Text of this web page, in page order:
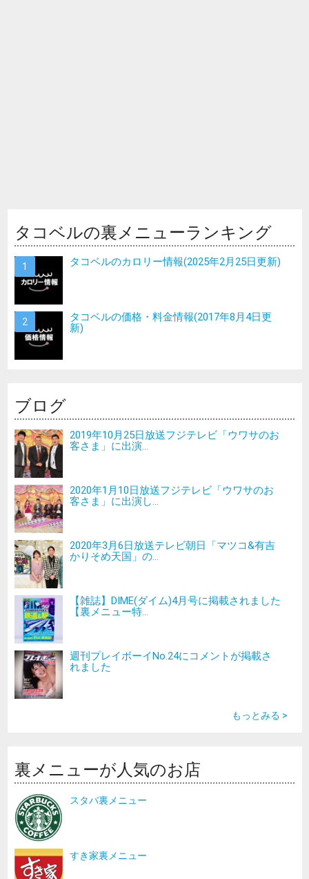
タコベルの裏メニューランキング
タコベルのカロリー情報(2025年2月25日更新)
タコベルの価格・料金情報(2017年8月4日更
新)
ブログ
2019年10月25日放送フジテレビ「ウワサのお
客さま」に出演...
2020年1月10日放送フジテレビ「ウワサのお
客さま」に出演し...
2020年3月6日放送テレビ朝日「マツコ&有吉
かりそめ天国」の...
【雑誌】DIME(ダイム)4月号に掲載されました
【裏メニュー特...
週刊プレイボーイNo.24にコメントが掲載さ
れました
もっとみる >
裏メニューが人気のお店
スタバ裏メニュー
すき家裏メニュー